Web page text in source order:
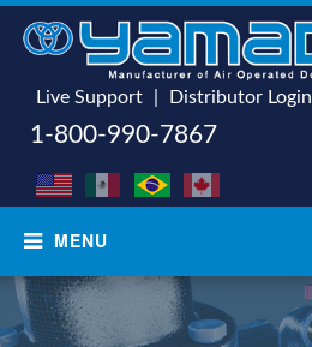
Live Support Distributor Login
1-800-990-7867